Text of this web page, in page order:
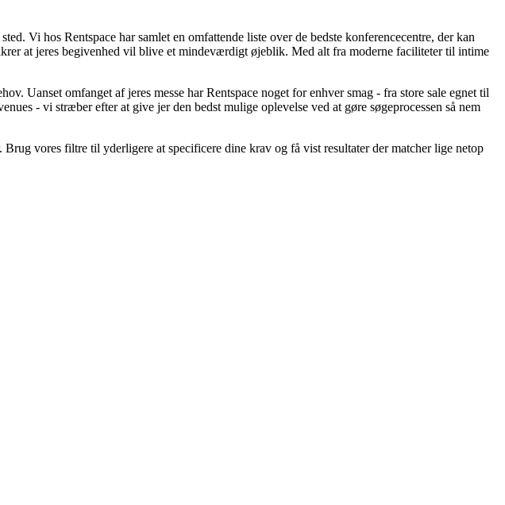
Vi hos Rentspace har samlet en omfattende liste over de bedste konferencecentre, der kan
at jeres begivenhed vil blive et mindeværdigt øjeblik. Med alt fra moderne faciliteter til intime
Uanset omfanget af jeres messe har Rentspace noget for enhver smag - fra store sale egnet til
- vi stræber efter at give jer den bedst mulige oplevelse ved at gøre søgeprocessen så nem
vores filtre til yderligere at specificere dine krav og få vist resultater der matcher lige netop